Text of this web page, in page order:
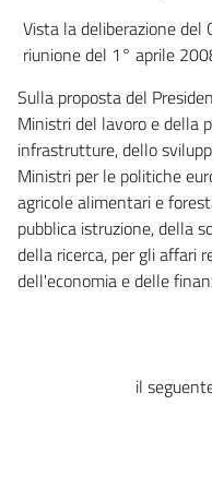
57
59
60
DISPOSIZIONI
61
Vista la deliberazione
riunione del 1° aprile
Sulla proposta del
Ministri del lavoro e della
infrastrutture, dello
Ministri per le politiche
agricole alimentari e
pubblica istruzione, della
della ricerca, per gli affari
dell'economia e delle
il